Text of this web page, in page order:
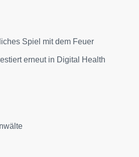
Spiel mit dem Feuer
erneut in Digital Health